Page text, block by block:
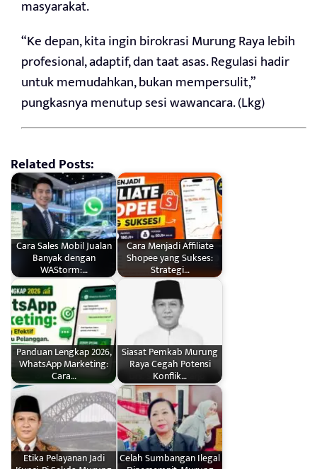
masyarakat.
“Ke depan, kita ingin birokrasi Murung Raya lebih
profesional, adaptif, dan taat asas. Regulasi hadir
untuk memudahkan, bukan mempersulit,”
pungkasnya menutup sesi wawancara. (Lkg)
Related Posts:
Cara Sales Mobil Jualan
Banyak dengan
WAStorm:…
Cara Menjadi Affiliate
Shopee yang Sukses:
Strategi…
Panduan Lengkap 2026,
WhatsApp Marketing:
Cara…
Siasat Pemkab Murung
Raya Cegah Potensi
Konflik…
Etika Pelayanan Jadi Celah Sumbangan Ilegal